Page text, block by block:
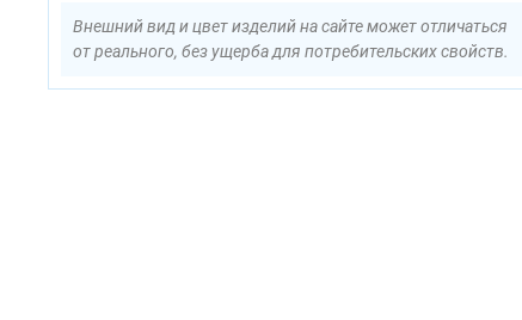
Внешний вид и цвет изделий на сайте может отличаться
от реального, без ущерба для потребительских свойств.